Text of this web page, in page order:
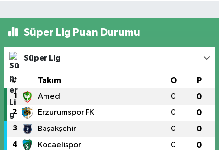
Süper Lig Puan Durumu
Süper Lig
# Takım O P
1 Amed 0 0
2 Erzurumspor FK 0 0
3 Başakşehir 0 0
4 Kocaelispor 0 0